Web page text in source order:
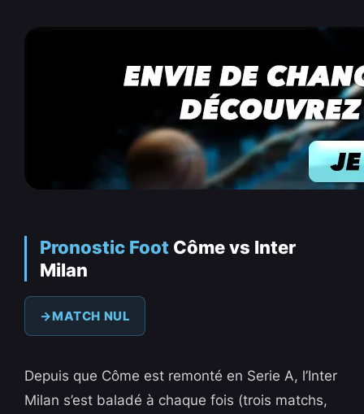
Pronostic Foot Côme vs Inter
Milan
MATCH NUL
Depuis que Côme est remonté en Serie A, l’Inter
Milan s’est baladé à chaque fois (trois matchs,